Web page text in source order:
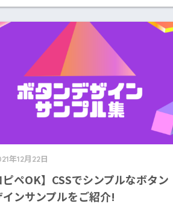
年12月22日
ピペOK】CSSでシンプルなボタン
インサンプルをご紹介!